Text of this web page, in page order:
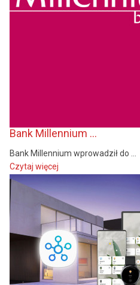
Bank Millennium ...
Bank Millennium wprowadził do ...
Czytaj więcej